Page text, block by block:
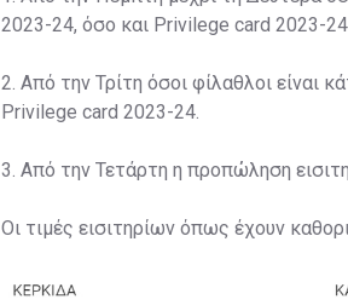
2023-24, όσο και Privilege card 2023-24.
2. Από την Τρίτη όσοι φίλαθλοι είναι
Privilege card 2023-24.
3. Από την Τετάρτη η προπώληση
Οι τιμές εισιτηρίων όπως έχουν